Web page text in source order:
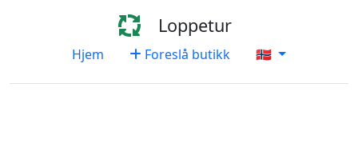
Loppetur
Hjem Foreslå butikk 🇳🇴